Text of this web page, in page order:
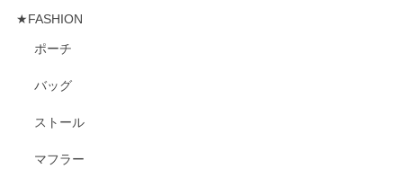
★FASHION
ポーチ
バッグ
ストール
マフラー